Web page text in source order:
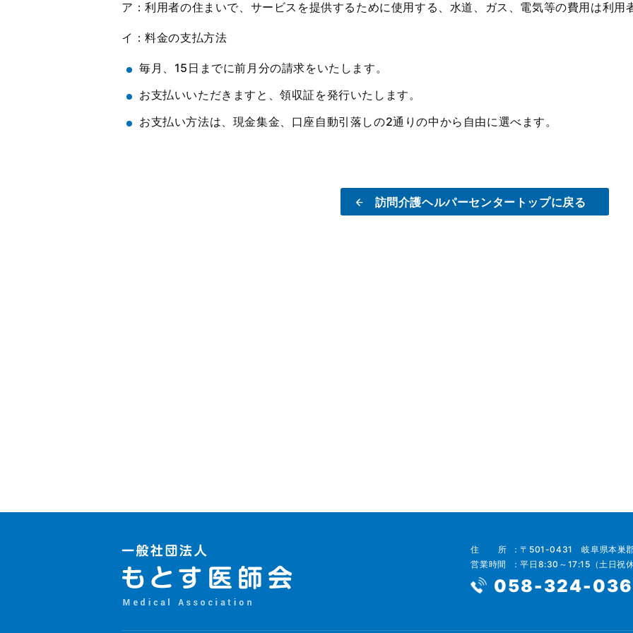
ア：利用者の住まいで、サービスを提供するために使用する、水道、ガス、電気等の費用は利用
イ：料金の支払方法
毎月、15日までに前月分の請求をいたします。
お支払いいただきますと、領収証を発行いたします。
お支払い方法は、現金集金、口座自動引落しの2通りの中から自由に選べます。
訪問介護ヘルパーセンタートップに戻る
住所
〒501-0431 岐阜県本巣
営業時間
平日8:30～17:15（土日祝休
058-324-